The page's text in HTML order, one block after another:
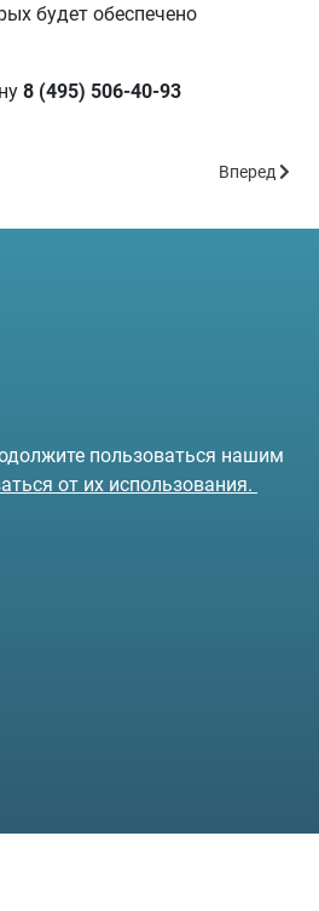
будет обеспечено
8 (495) 506-40-93
Следующий:
Вперед
пользоваться нашим
от их использования.